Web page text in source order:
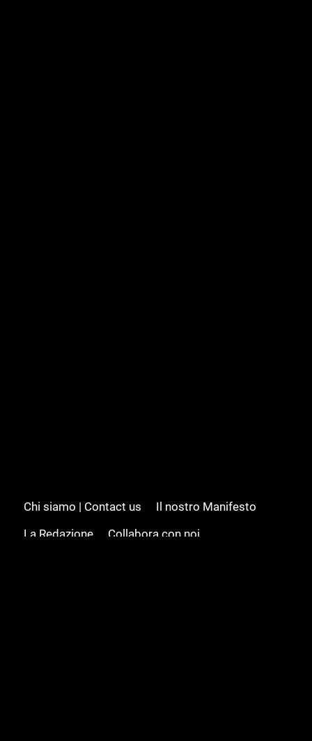
Chi siamo | Contact us
Il nostro Manifesto
La Redazione
Collabora con noi